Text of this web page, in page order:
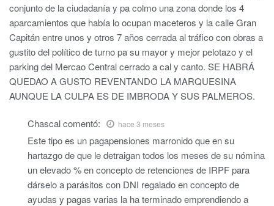
conjunto de la ciudadanía y pa colmo una zona donde los 4
aparcamientos que había lo ocupan maceteros y la calle Gran
Capitán entre unos y otros 7 años cerrada al tráfico con obras a
gustito del político de turno pa su mayor y mejor pelotazo y el
parking del Mercao Central cerrado a cal y canto. SE HABRÁ
QUEDAO A GUSTO REVENTANDO LA MARQUESINA
AUNQUE LA CULPA ES DE IMBRODA Y SUS PALMEROS.
Chascalcomentó: hace 3 meses
Este tipo es un pagapensiones marronido que en su
hartazgo de que le detraigan todos los meses de su nómina
un elevado % en concepto de retenciones de IRPF para
dárselo a parásitos con DNI regalado en concepto de
ayudas y pagas varias la ha terminado emprendiendo a